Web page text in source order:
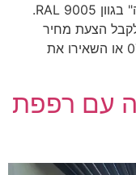
פרויקט התקנת פרגולת אלומיניום "שקופה" בגוון RAL 9005.
הצעת מחיר
– 072-331-8665 או השאירו את
רפפת